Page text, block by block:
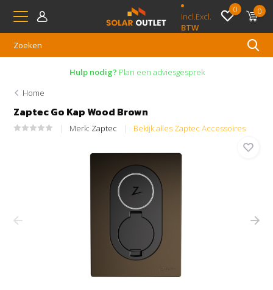
Incl.Excl.
BTW
0 0
Hulp nodig? Plan een adviesgesprek
Home
Zaptec Go Kap Wood Brown
Merk: Zaptec Bekijk alles Zaptec Accessoires